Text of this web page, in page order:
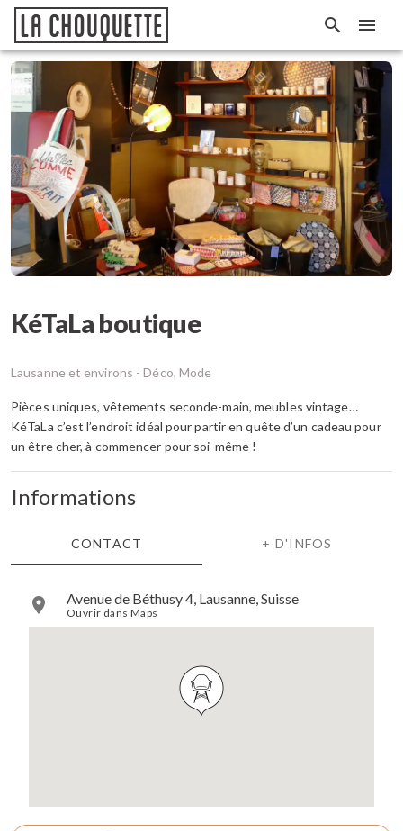
KéTaLa boutique
Lausanne et environs -Déco, Mode
Pièces uniques, vêtements seconde-main, meubles vintage…
KéTaLa c’est l’endroit idéal pour partir en quête d’un cadeau pour
un être cher, à commencer pour soi-même !
Informations
CONTACT + D'INFOS
Avenue de Béthusy 4, Lausanne, Suisse
Ouvrir dans Maps